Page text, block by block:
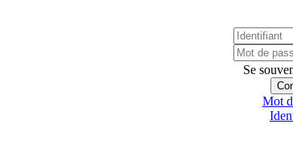
Se
Mot